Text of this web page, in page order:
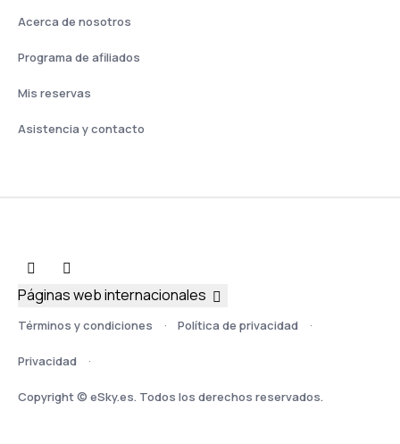
Acerca de nosotros
Programa de afiliados
Mis reservas
Asistencia y contacto
Términos y condiciones Política de privacidad
Privacidad
Copyright © eSky.es. Todos los derechos reservados.
Páginas web internacionales